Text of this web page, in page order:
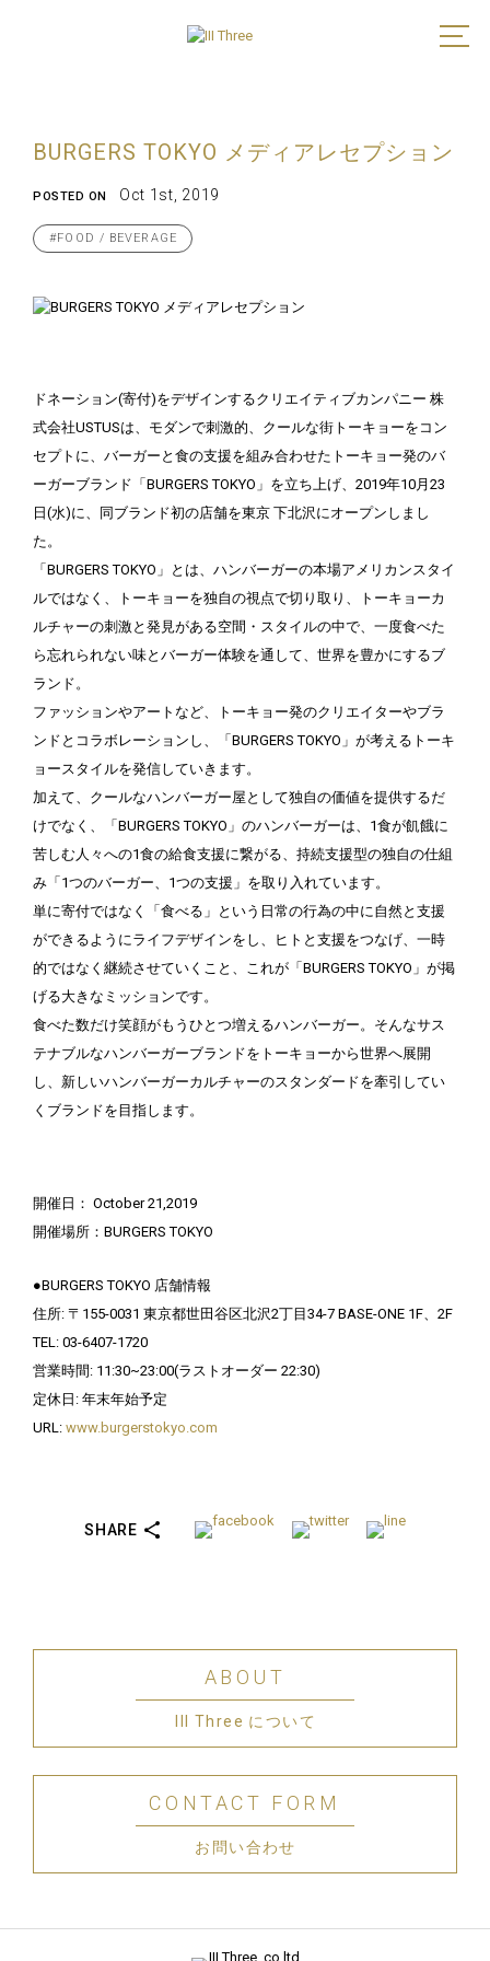
BURGERS TOKYO メディアレセプション
POSTED ON Oct 1st, 2019
#FOOD / BEVERAGE
ドネーション(寄付)をデザインするクリエイティブカンパニー 株
式会社USTUSは、モダンで刺激的、クールな街トーキョーをコン
セプトに、バーガーと食の支援を組み合わせたトーキョー発のバ
ーガーブランド「BURGERS TOKYO」を立ち上げ、2019年10月23
日(水)に、同ブランド初の店舗を東京 下北沢にオープンしまし
た。
「BURGERS TOKYO」とは、ハンバーガーの本場アメリカンスタイ
ルではなく、トーキョーを独自の視点で切り取り、トーキョーカ
ルチャーの刺激と発見がある空間・スタイルの中で、一度食べた
ら忘れられない味とバーガー体験を通して、世界を豊かにするブ
ランド。
ファッションやアートなど、トーキョー発のクリエイターやブラ
ンドとコラボレーションし、「BURGERS TOKYO」が考えるトーキ
ョースタイルを発信していきます。
加えて、クールなハンバーガー屋として独自の価値を提供するだ
けでなく、「BURGERS TOKYO」のハンバーガーは、1食が飢餓に
苦しむ人々への1食の給食支援に繋がる、持続支援型の独自の仕組
み「1つのバーガー、1つの支援」を取り入れています。
単に寄付ではなく「食べる」という日常の行為の中に自然と支援
ができるようにライフデザインをし、ヒトと支援をつなげ、一時
的ではなく継続させていくこと、これが「BURGERS TOKYO」が掲
げる大きなミッションです。
食べた数だけ笑顔がもうひとつ増えるハンバーガー。そんなサス
テナブルなハンバーガーブランドをトーキョーから世界へ展開
し、新しいハンバーガーカルチャーのスタンダードを牽引してい
くブランドを目指します。
開催日： October 21,2019
開催場所：BURGERS TOKYO
●BURGERS TOKYO 店舗情報
住所: 〒155-0031 東京都世田谷区北沢2丁目34-7 BASE-ONE 1F、2F
TEL: 03-6407-1720
営業時間: 11:30~23:00(ラストオーダー 22:30)
定休日: 年末年始予定
URL: www.burgerstokyo.com
SHARE
ABOUT
III Three について
CONTACT FORM
お問い合わせ